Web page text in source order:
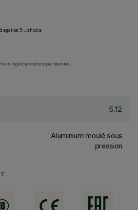
against 5 J shocks
aux réglementations pertinentes.
5.12
Aluminium moulé sous
pression